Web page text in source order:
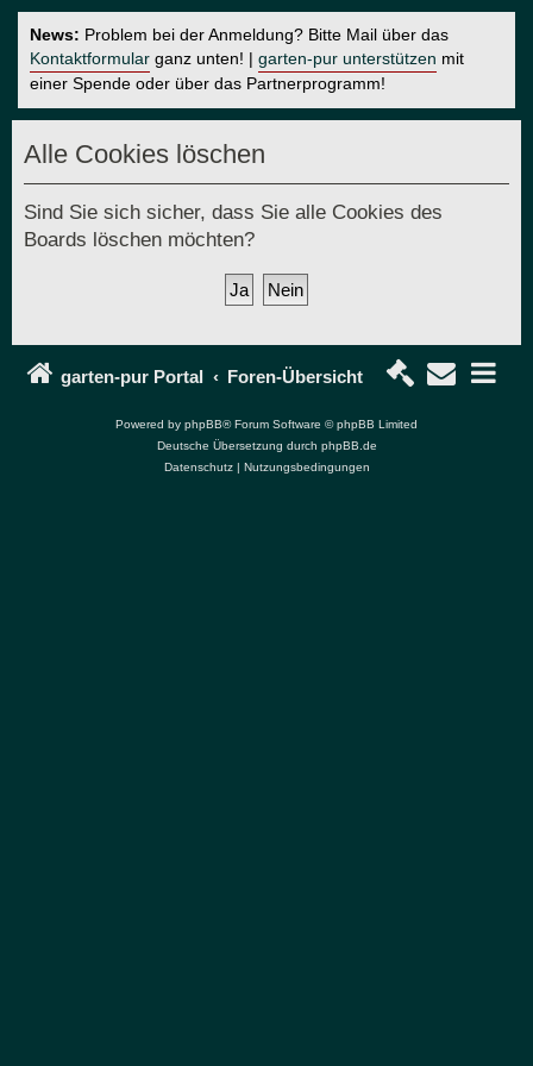
News: Problem bei der Anmeldung? Bitte Mail über das
Kontaktformular ganz unten! | garten-pur unterstützen mit
einer Spende oder über das Partnerprogramm!
Alle Cookies löschen
Sind Sie sich sicher, dass Sie alle Cookies des
Boards löschen möchten?
garten-pur Portal Foren-Übersicht
Powered by phpBB® Forum Software © phpBB Limited
Deutsche Übersetzung durch phpBB.de
Datenschutz| Nutzungsbedingungen